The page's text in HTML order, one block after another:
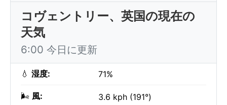
コヴェントリー、英国の現在の
天気
6:00 今日に更新
💧 湿度: 71%
🌬️ 風: 3.6 kph (191°)